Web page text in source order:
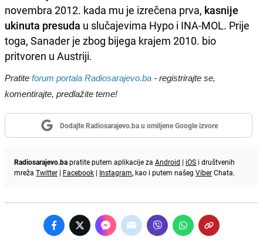
novembra 2012. kada mu je izrečena prva, kasnije
ukinuta presuda u slučajevima Hypo i INA-MOL. Prije
toga, Sanader je zbog bijega krajem 2010. bio
pritvoren u Austriji.
Pratite forum portala Radiosarajevo.ba - registrirajte se,
komentirajte, predlažite teme!
Dodajte Radiosarajevo.ba u omiljene Google izvore
Radiosarajevo.bapratite putem aplikacije za Android | iOS i društvenih
mreža Twitter | Facebook | Instagram, kao i putem našeg ViberChata.